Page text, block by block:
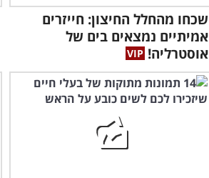
שכחו מהחלל החיצון: חייזרים
אמיתיים נמצאים בים של
אוסטרליה!